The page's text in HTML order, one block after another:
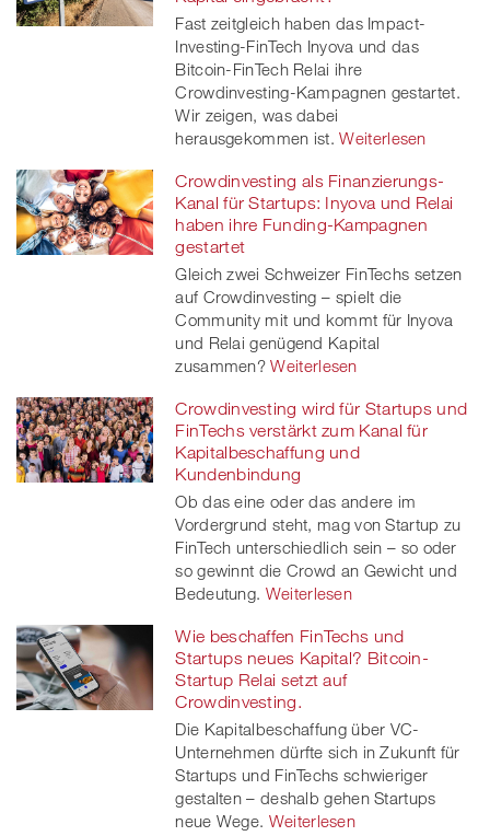
Fast zeitgleich haben das Impact-
Investing-FinTech Inyova und das
Bitcoin-FinTech Relai ihre
Crowdinvesting-Kampagnen gestartet.
Wir zeigen, was dabei
herausgekommen ist. Weiterlesen
Crowdinvesting als Finanzierungs-
Kanal für Startups: Inyova und Relai
haben ihre Funding-Kampagnen
gestartet
Gleich zwei Schweizer FinTechs setzen
auf Crowdinvesting – spielt die
Community mit und kommt für Inyova
und Relai genügend Kapital
zusammen? Weiterlesen
Crowdinvesting wird für Startups und
FinTechs verstärkt zum Kanal für
Kapitalbeschaffung und
Kundenbindung
Ob das eine oder das andere im
Vordergrund steht, mag von Startup zu
FinTech unterschiedlich sein – so oder
so gewinnt die Crowd an Gewicht und
Bedeutung. Weiterlesen
Wie beschaffen FinTechs und
Startups neues Kapital? Bitcoin-
Startup Relai setzt auf
Crowdinvesting.
Die Kapitalbeschaffung über VC-
Unternehmen dürfte sich in Zukunft für
Startups und FinTechs schwieriger
gestalten – deshalb gehen Startups
neue Wege. Weiterlesen